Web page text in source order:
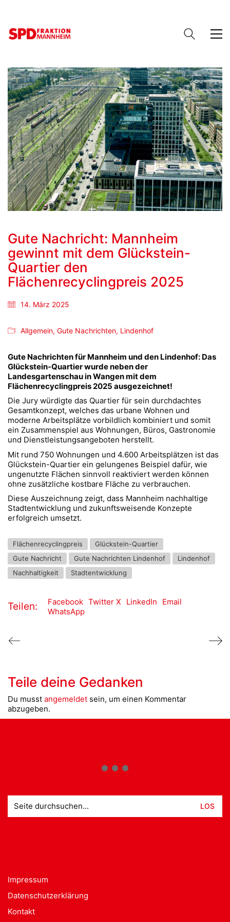
Gute Nachricht: Mannheim
gewinnt mit dem Glückstein-
Quartier den
Flächenrecyclingpreis 2025
14. März 2025
Allgemein, Gute Nachrichten, Lindenhof
Gute Nachrichten für Mannheim und den Lindenhof: Das
Glückstein-Quartier wurde neben der
Landesgartenschau in Wangen mit dem
Flächenrecyclingpreis 2025 ausgezeichnet!
Die Jury würdigte das Quartier für sein durchdachtes
Gesamtkonzept, welches das urbane Wohnen und
moderne Arbeitsplätze vorbildlich kombiniert und somit
ein Zusammenspiel aus Wohnungen, Büros, Gastronomie
und Dienstleistungsangeboten herstellt.
Mit rund 750 Wohnungen und 4.600 Arbeitsplätzen ist das
Glückstein-Quartier ein gelungenes Beispiel dafür, wie
ungenutzte Flächen sinnvoll reaktiviert werden können
ohne zusätzliche kostbare Fläche zu verbrauchen.
Diese Auszeichnung zeigt, dass Mannheim nachhaltige
Stadtentwicklung und zukunftsweisende Konzepte
erfolgreich umsetzt.
Flächenrecyclingpreis
Glückstein-Quartier
Gute Nachricht
Gute Nachrichten Lindenhof
Lindenhof
Nachhaltigkeit
Stadtentwicklung
Teilen: Facebook Twitter X LinkedIn
Email
WhatsApp
Teile deine Gedanken
Du musst angemeldet sein, um einen Kommentar
abzugeben.
nach:
Impressum
Datenschutzerklärung
Kontakt